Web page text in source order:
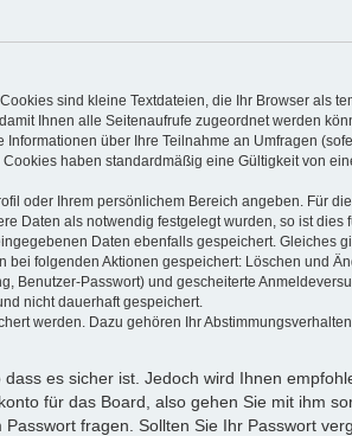
sind kleine Textdateien, die Ihr Browser als
Ihnen alle Seitenaufrufe zugeordnet werden
über Ihre Teilnahme an Umfragen
haben standardmäßig eine Gültigkeit von
oder Ihrem persönlichem Bereich angeben. Für
Daten als notwendig festgelegt wurden, so ist dies
Daten ebenfalls gespeichert. Gleiches
folgenden Aktionen gespeichert: Löschen und
Benutzer-Passwort) und gescheiterte
nicht dauerhaft gespeichert.
werden. Dazu gehören Ihr
es sicher ist. Jedoch wird Ihnen
für das Board, also gehen Sie mit ihm
fragen. Sollten Sie Ihr Passwort